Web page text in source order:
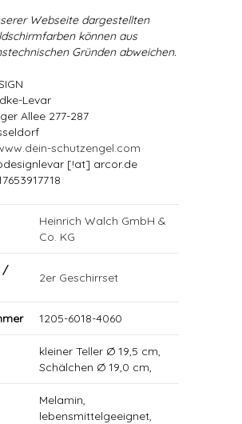
Webseite dargestellten
können aus
Gründen abweichen.
Levar
Allee 277-287
schutzengel.com
[!at] arcor.de
Heinrich Walch GmbH &
Co. KG
/
2er Geschirrset
1205-6018-4060
kleiner Teller Ø 19,5 cm,
Schälchen Ø 19,0 cm,
Melamin,
lebensmittelgeeignet,